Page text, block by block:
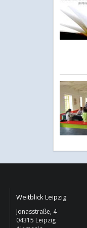
Weitblick Leipzig
Jonasstraße, 4
04315 Leipzig